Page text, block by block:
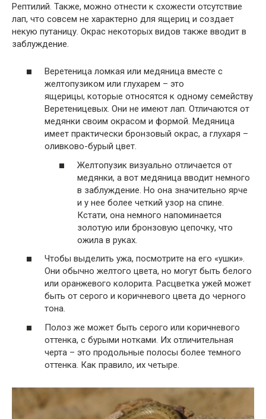
Рептилий. Также, можно отнести к схожести отсутствие
лап, что совсем не характерно для ящериц и создает
некую путаницу. Окрас некоторых видов также вводит в
заблуждение.
Веретеница ломкая или медяница вместе с
желтопузиком или глухарем – это
ящерицы, которые относятся к одному семейству
Веретеницевых. Они не имеют лап. Отличаются от
медянки своим окрасом и формой. Медяница
имеет практически бронзовый окрас, а глухаря –
оливково-бурый цвет.
Желтопузик визуально отличается от
медянки, а вот медяница вводит немного
в заблуждение. Но она значительно ярче
и у нее более четкий узор на спине.
Кстати, она немного напоминается
золотую или бронзовую цепочку, что
ожила в руках.
Чтобы выделить ужа, посмотрите на его «ушки».
Они обычно желтого цвета, но могут быть белого
или оранжевого колорита. Расцветка ужей может
быть от серого и коричневого цвета до черного
тона.
Полоз же может быть серого или коричневого
оттенка, с бурыми нотками. Их отличительная
черта – это продольные полосы более темного
оттенка. Как правило, их четыре.